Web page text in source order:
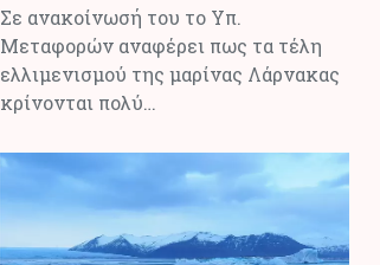
Σε ανακοίνωσή του το Υπ.
Μεταφορών αναφέρει πως τα τέλη
ελλιμενισμού της μαρίνας Λάρνακας
κρίνονται πολύ…